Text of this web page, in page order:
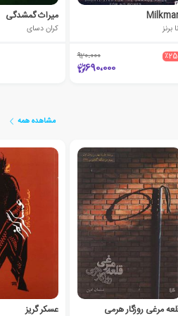
برنز
٪25 920،000
690،000
میراث گمشدگی
کران دسای
مشاهده همه
مرغی روزگار هرمی عسکر گریز